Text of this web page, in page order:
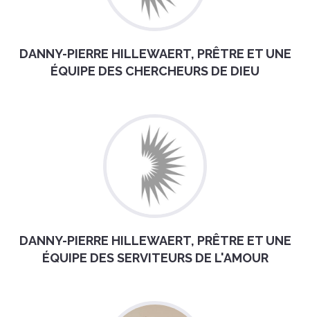
DANNY-PIERRE HILLEWAERT, PRÊTRE ET UNE
ÉQUIPE DES CHERCHEURS DE DIEU
DANNY-PIERRE HILLEWAERT, PRÊTRE ET UNE
ÉQUIPE DES SERVITEURS DE L'AMOUR